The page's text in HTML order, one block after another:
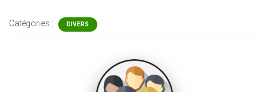
Catégories : DIVERS